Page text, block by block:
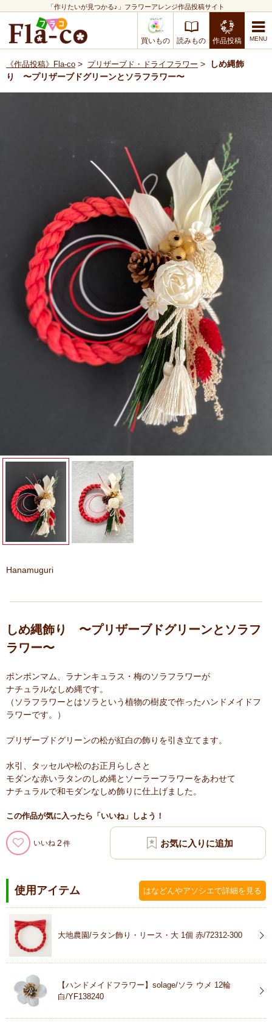
「作りたいが見つかる♪」フラワーアレンジ作品投稿サイト
買いもの 読みもの 作品投稿
《作品投稿》Fla-co > プリザーブド・ドライフラワー >
しめ縄飾
り 〜プリザーブドグリーンとソラフラワー〜
Hanamuguri
しめ縄飾り 〜プリザーブドグリーンとソラフ
ラワー〜
ポンポンマム、ラナンキュラス・梅のソラフラワーが
ナチュラルなしめ縄です。
（ソラフラワーとはソラという植物の樹皮で作ったハンドメイドフ
ラワーです。）
プリザーブドグリーンの松が紅白の飾りを引き立てます。
水引、タッセルや松のお正月らしさと
モダンな赤いラタンのしめ縄とソーラーフラワーをあわせて
ナチュラルで和モダンなしめ飾りに仕上げました。
この作品が気に入ったら「いいね」しよう！
いいね 2
使用アイテム はなどんやアソシエで詳細を見る
大地農園/ラタン飾り・リース・大 1個 赤/72312-300
【ハンドメイドフラワー】solage/ソラ ウメ 12輪
白/YF138240